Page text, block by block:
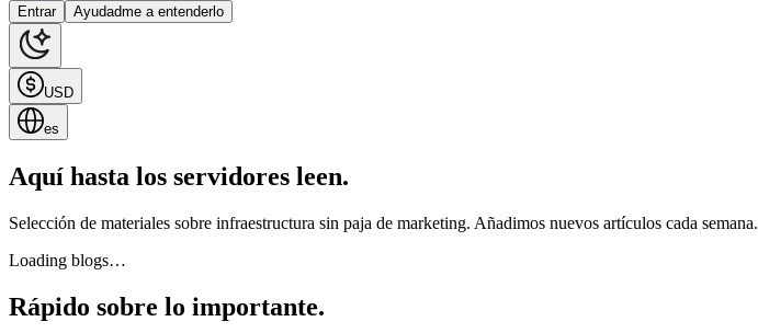
Entrar Ayudadme a entenderlo
USD
es
Aquí hasta los servidores leen.
Selección de materiales sobre infraestructura sin paja de marketing. Añadimos nuevos artículos cada semana.
Loading blogs…
Rápido sobre lo importante.